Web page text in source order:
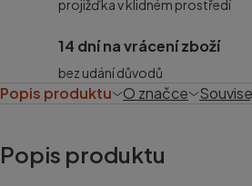
projižďka v klidném prostředí
14 dní na vrácení zboží
bez udání důvodů
Popis produktu O značce
Popis produktu